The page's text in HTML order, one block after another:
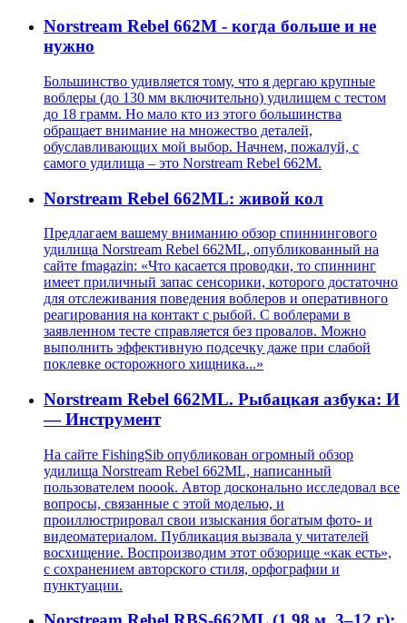
Norstream Rebel 662M - когда больше и не
нужно
Большинство удивляется тому, что я дергаю крупные
воблеры (до 130 мм включительно) удилищем с тестом
до 18 грамм. Но мало кто из этого большинства
обращает внимание на множество деталей,
обуславливающих мой выбор. Начнем, пожалуй, с
самого удилища – это Norstream Rebel 662M.
Norstream Rebel 662ML: живой кол
Предлагаем вашему вниманию обзор спиннингового
удилища Norstream Rebel 662ML, опубликованный на
сайте fmagazin: «Что касается проводки, то спиннинг
имеет приличный запас сенсорики, которого достаточно
для отслеживания поведения воблеров и оперативного
реагирования на контакт с рыбой. С воблерами в
заявленном тесте справляется без провалов. Можно
выполнить эффективную подсечку даже при слабой
поклевке осторожного хищника...»
Norstream Rebel 662ML. Рыбацкая азбука: И
— Инструмент
На сайте FishingSib опубликован огромный обзор
удилища Norstream Rebel 662ML, написанный
пользователем noook. Автор досконально исследовал все
вопросы, связанные с этой моделью, и
проиллюстрировал свои изыскания богатым фото- и
видеоматериалом. Публикация вызвала у читателей
восхищение. Воспроизводим этот обзорище «как есть»,
с сохранением авторского стиля, орфографии и
пунктуации.